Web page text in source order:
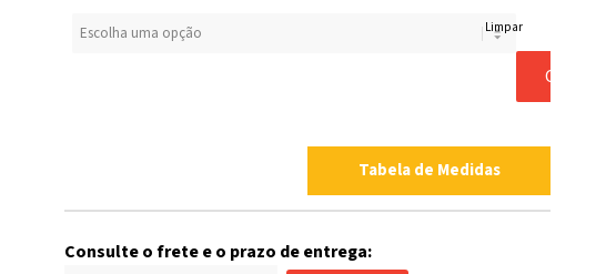
Limpar
Tabela de Medidas
Consulte o frete e o prazo de entrega: